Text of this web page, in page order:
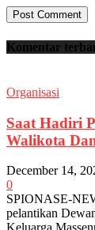
Komentar
Organisasi
Saat Hadiri
Walikota
December 14,
0
SPIONASE-
pelantikan